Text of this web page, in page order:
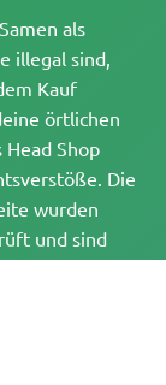
als
illegal sind,
Kauf
örtlichen
Shop
Die
wurden
und sind